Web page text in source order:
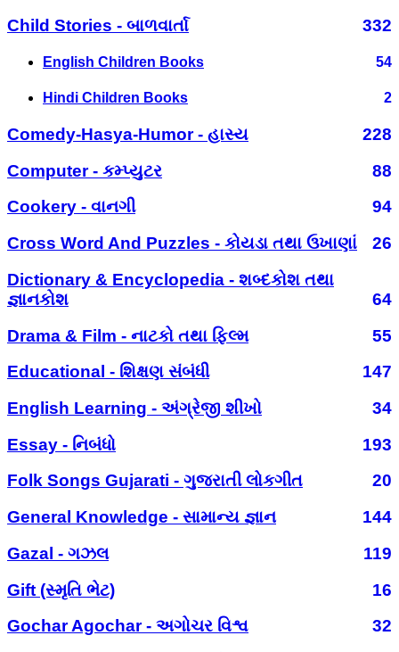
Child Stories - બાળવાર્તા
332
English Children Books 54
Hindi Children Books 2
Comedy-Hasya-Humor - હાસ્ય
228
Computer - કમ્પ્યુટર
88
Cookery - વાનગી
94
Cross Word And Puzzles - કોયડા તથા ઉખાણાં
26
Dictionary & Encyclopedia - શબ્દકોશ તથા
જ્ઞાનકોશ
64
Drama & Film - નાટકો તથા ફિલ્મ
55
Educational - શિક્ષણ સંબંધી
147
English Learning - અંગ્રેજી શીખો
34
Essay - નિબંધો
193
Folk Songs Gujarati - ગુજરાતી લોકગીત
20
General Knowledge - સામાન્ય જ્ઞાન
144
Gazal - ગઝલ
119
Gift (સ્મૃતિ ભેટ)
16
Gochar Agochar - અગોચર વિશ્વ
32